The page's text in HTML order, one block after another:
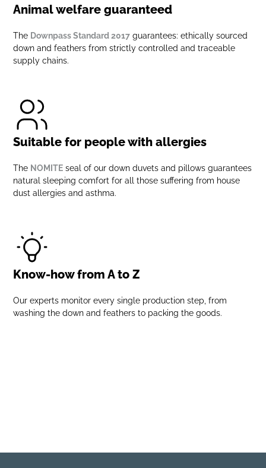
Animal welfare guaranteed
The Downpass Standard 2017 guarantees: ethically sourced
down and feathers from strictly controlled and traceable
supply chains.
Suitable for people with allergies
The NOMITE seal of our down duvets and pillows guarantees
natural sleeping comfort for all those suffering from house
dust allergies and asthma.
Know-how from A to Z
Our experts monitor every single production step, from
washing the down and feathers to packing the goods.